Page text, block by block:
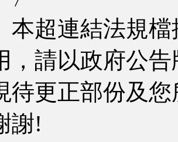
本超連結法規
，請以政府公
待更正部份及
謝!